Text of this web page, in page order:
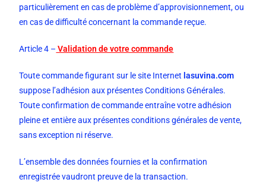
particulièrement en cas de problème d’approvisionnement, ou
en cas de difficulté concernant la commande reçue.
Article 4 – Validation de votre commande
Toute commande figurant sur le site Internet lasuvina.com
suppose l’adhésion aux présentes Conditions Générales.
Toute confirmation de commande entraîne votre adhésion
pleine et entière aux présentes conditions générales de vente,
sans exception ni réserve.
L’ensemble des données fournies et la confirmation
enregistrée vaudront preuve de la transaction.